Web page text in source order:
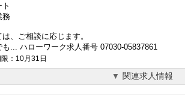
務
、ご相談に応じます。
... ハローワーク求人番号 07030-05837861
：10月31日
関連求人情報